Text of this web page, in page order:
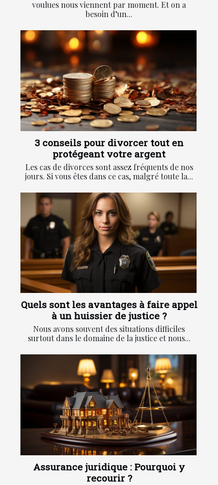
voulues nous viennent par moment. Et on a
besoin d’un...
3 conseils pour divorcer tout en
protégeant votre argent
Les cas de divorces sont assez fréquents de nos
jours. Si vous êtes dans ce cas, malgré toute la...
Quels sont les avantages à faire appel
à un huissier de justice ?
Nous avons souvent des situations difficiles
surtout dans le domaine de la justice et nous...
Assurance juridique : Pourquoi y
recourir ?